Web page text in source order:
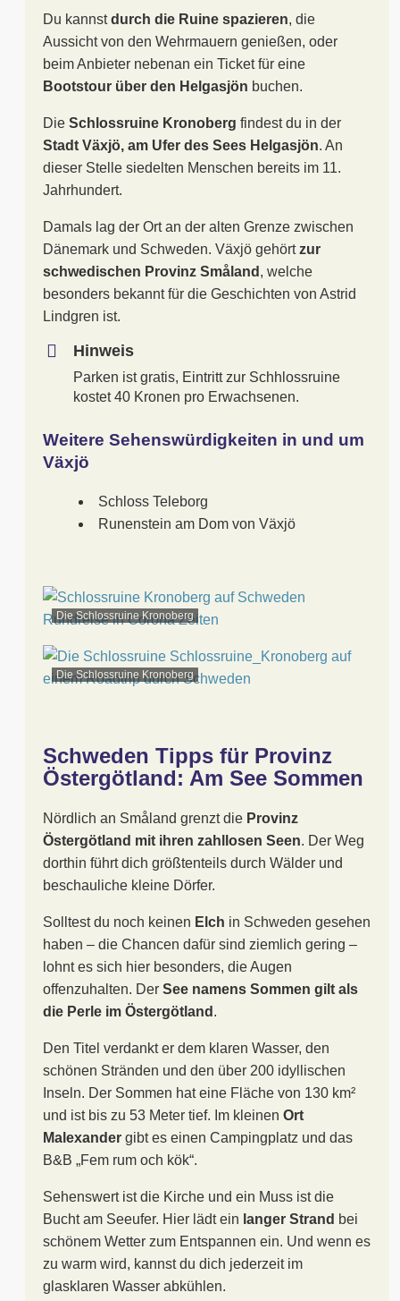
Du kannstdurch die Ruine spazieren, die
Aussicht von den Wehrmauern genießen, oder
beim Anbieter nebenan ein Ticket für eine
Bootstour über den Helgasjön buchen.
Die Schlossruine Kronoberg findest du in der
Stadt Växjö, am Ufer des Sees Helgasjön. An
dieser Stelle siedelten Menschen bereits im 11.
Jahrhundert.
Damals lag der Ort an der alten Grenze zwischen
Dänemark und Schweden. Växjö gehörtzur
schwedischen Provinz Småland , welche
besonders bekannt für die Geschichten von Astrid
Lindgren ist.
Hinweis
Parken ist gratis, Eintritt zur Schhlossruine
kostet 40 Kronen pro Erwachsenen.
Weitere Sehenswürdigkeiten in und um
Växjö
Schloss Teleborg
Runenstein am Dom von Växjö
Die Schlossruine Kronoberg
Die Schlossruine Kronoberg
Schweden Tipps für Provinz
Östergötland: Am See Sommen
Nördlich an Småland grenzt die Provinz
Östergötland mit ihren zahllosen Seen. Der Weg
dorthin führt dich größtenteils durch Wälder und
beschauliche kleine Dörfer.
Solltest du noch keinen Elch in Schweden gesehen
haben – die Chancen dafür sind ziemlich gering –
lohnt es sich hier besonders, die Augen
offenzuhalten. Der See namens Sommen gilt als
die Perle im Östergötland .
Den Titel verdankt er dem klaren Wasser, den
schönen Stränden und den über 200 idyllischen
Inseln. Der Sommen hat eine Fläche von 130 km²
und ist bis zu 53 Meter tief. Im kleinen Ort
Malexander gibt es einen Campingplatz und das
B&B „Fem rum och kök“.
Sehenswert ist die Kirche und ein Muss ist die
Bucht am Seeufer. Hier lädt ein langer Strand bei
schönem Wetter zum Entspannen ein. Und wenn es
zu warm wird, kannst du dich jederzeit im
glasklaren Wasser abkühlen.